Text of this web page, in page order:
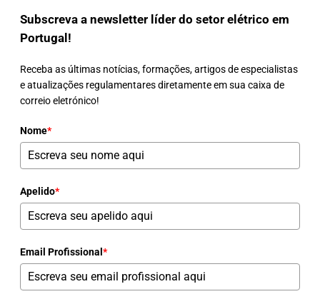
Subscreva a newsletter líder do setor elétrico em
Portugal!
Receba as últimas notícias, formações, artigos de especialistas
e atualizações regulamentares diretamente em sua caixa de
correio eletrónico!
Nome*
Apelido*
Email Profissional*